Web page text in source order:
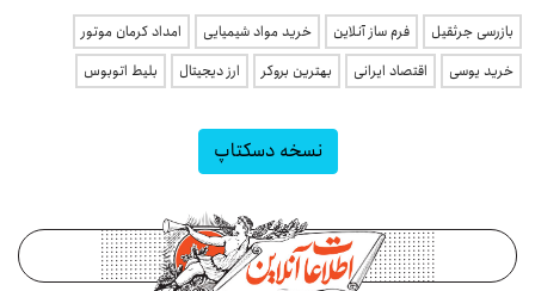
بازرسی جرثقیل فرم ساز آنلاین خرید مواد شیمیایی
امداد کرمان موتور
خرید یوسی
اقتصاد ایرانی بهترین بروکر ارز دیجیتال بلیط اتوبوس
نسخه دسکتاپ